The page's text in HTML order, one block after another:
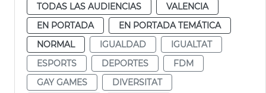
TODAS LAS AUDIENCIAS
VALENCIA
EN PORTADA
EN PORTADA TEMÁTICA
NORMAL
IGUALDAD
IGUALTAT
ESPORTS
DEPORTES
FDM
GAY GAMES
DIVERSITAT